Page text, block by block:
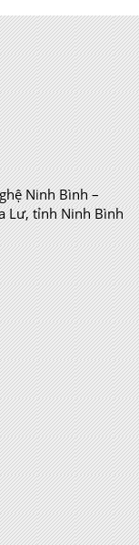
Ninh Bình –
Lư, tỉnh Ninh Bình